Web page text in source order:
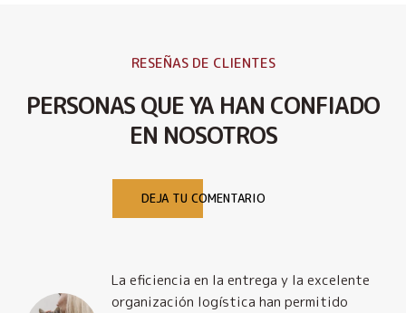
RESEÑAS DE CLIENTES
PERSONAS QUE YA HAN CONFIADO
EN NOSOTROS
DEJA TU COMENTARIO
La eficiencia en la entrega y la excelente
organización logística han permitido